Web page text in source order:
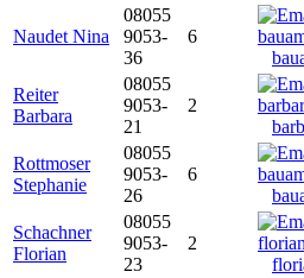
Naudet Nina
08055
9053-
36
6
Reiter
Barbara
08055
9053-
21
2
Rottmoser
Stephanie
08055
9053-
26
6
Schachner
Florian
08055
9053-
23
2